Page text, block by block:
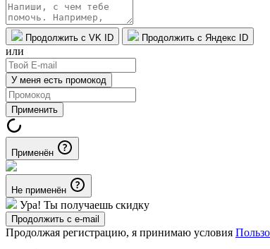
Продолжить с VK ID Продолжить с Яндекс ID
или
У меня есть промокод
Применить
Применён
Не применён
Ура! Ты получаешь скидку
Продолжить с e-mail
Продолжая регистрацию, я принимаю условия